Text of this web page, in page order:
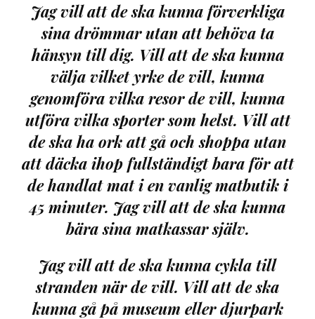
Jag vill att de ska kunna förverkliga
sina drömmar utan att behöva ta
hänsyn till dig. Vill att de ska kunna
välja vilket yrke de vill, kunna
genomföra vilka resor de vill, kunna
utföra vilka sporter som helst. Vill att
de ska ha ork att gå och shoppa utan
att däcka ihop fullständigt bara för att
de handlat mat i en vanlig matbutik i
45 minuter. Jag vill att de ska kunna
bära sina matkassar själv.
Jag vill att de ska kunna cykla till
stranden när de vill. Vill att de ska
kunna gå på museum eller djurpark